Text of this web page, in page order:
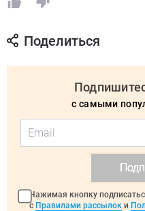
Поделиться
с самыми
Нажимая кнопку
с Правилами рассылок и